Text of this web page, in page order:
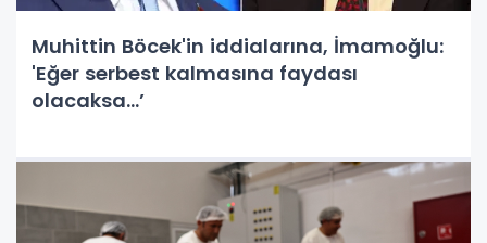
Muhittin Böcek'in iddialarına, İmamoğlu:
'Eğer serbest kalmasına faydası
olacaksa…’